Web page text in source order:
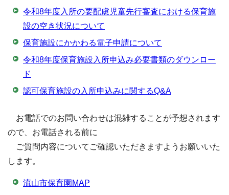
令和8年度入所の要配慮児童先行審査における保育施
設の空き状況について
保育施設にかかわる電子申請について
令和8年度保育施設入所申込み必要書類のダウンロー
ド
認可保育施設の入所申込みに関するQ&A
お電話でのお問い合わせは混雑することが予想されます
ので、お電話される前に
ご質問内容についてご確認いただきますようお願いいた
します。
流山市保育園MAP